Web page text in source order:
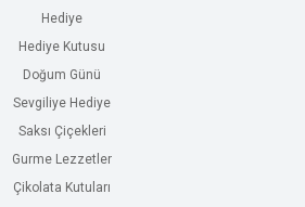
Hediye
Hediye Kutusu
Doğum Günü
Sevgiliye Hediye
Saksı Çiçekleri
Gurme Lezzetler
Çikolata Kutuları